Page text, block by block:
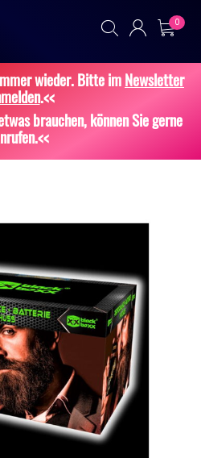
0
wieder. Bitte imNewsletter
.<<
brauchen, können Sie gerne